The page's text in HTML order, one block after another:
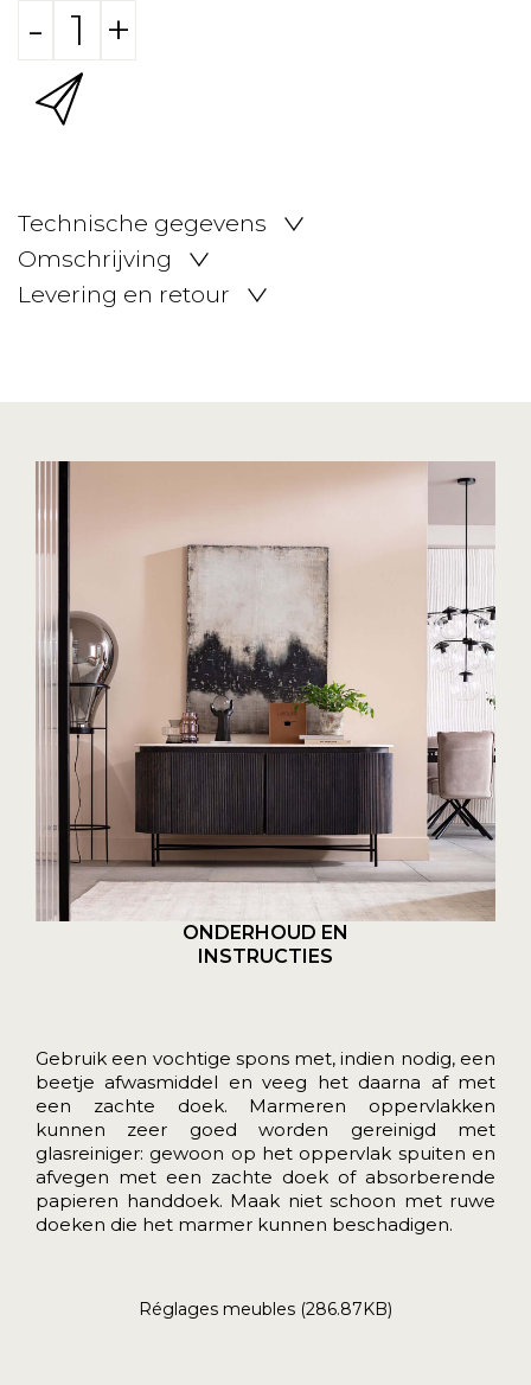
- +
Technische gegevens
Omschrijving
Levering en retour
ONDERHOUD EN
INSTRUCTIES
Gebruik een vochtige spons met, indien nodig, een
beetje afwasmiddel en veeg het daarna af met
een zachte doek. Marmeren oppervlakken
kunnen zeer goed worden gereinigd met
glasreiniger: gewoon op het oppervlak spuiten en
afvegen met een zachte doek of absorberende
papieren handdoek. Maak niet schoon met ruwe
doeken die het marmer kunnen beschadigen.
Réglages meubles (286.87KB)